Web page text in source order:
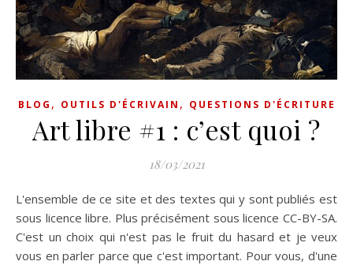
BLOG , OUTILS D'ÉCRIVAIN , QUESTIONS D'ÉCRITURE
Art libre #1 : c’est quoi ?
18/03/2021
L'ensemble de ce site et des textes qui y sont publiés est
sous licence libre. Plus précisément sous licence CC-BY-SA.
C'est un choix qui n'est pas le fruit du hasard et je veux
vous en parler parce que c'est important. Pour vous, d'une